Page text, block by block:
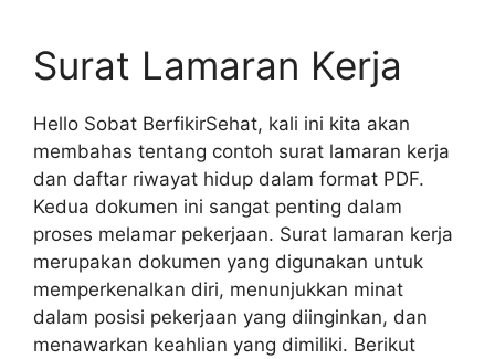
Surat Lamaran Kerja
Hello Sobat BerfikirSehat, kali ini kita akan
membahas tentang contoh surat lamaran kerja
dan daftar riwayat hidup dalam format PDF.
Kedua dokumen ini sangat penting dalam
proses melamar pekerjaan. Surat lamaran kerja
merupakan dokumen yang digunakan untuk
memperkenalkan diri, menunjukkan minat
dalam posisi pekerjaan yang diinginkan, dan
menawarkan keahlian yang dimiliki. Berikut